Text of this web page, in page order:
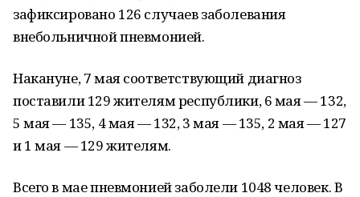
зафиксировано 126 случаев заболевания
внебольничной пневмонией.
Накануне, 7 мая соответствующий диагноз
поставили 129 жителям республики, 6 мая — 132,
5 мая — 135, 4 мая — 132, 3 мая — 135, 2 мая — 127
и 1 мая — 129 жителям.
Всего в мае пневмонией заболели 1048 человек. В